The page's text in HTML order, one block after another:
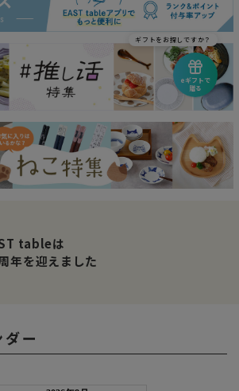
tableは
年を迎えました
ー
eギフトで
贈る
ギフトをお探しですか？